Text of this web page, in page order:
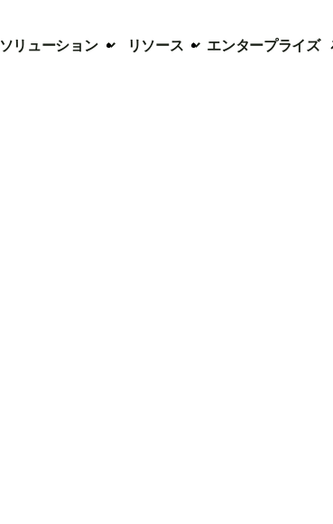
ソリューション リソース エンタープライズ